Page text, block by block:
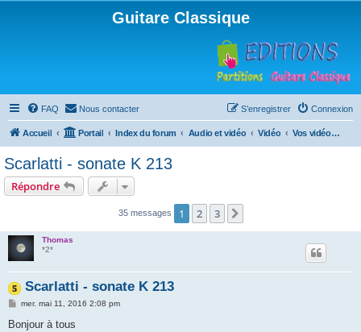
Guitare Classique
FAQ Nous contacter Connexion
S’enregistrer
Accueil Portail Index du forum Audio et vidéo Vidéo Vos vidéos personnelles
Scarlatti - sonate K 213
Répondre
35 messages 1 2 3
Thomas
*2*
Scarlatti - sonate K 213
M
s
mer. mai 11, 2016 2:08 pm
Bonjour à tous